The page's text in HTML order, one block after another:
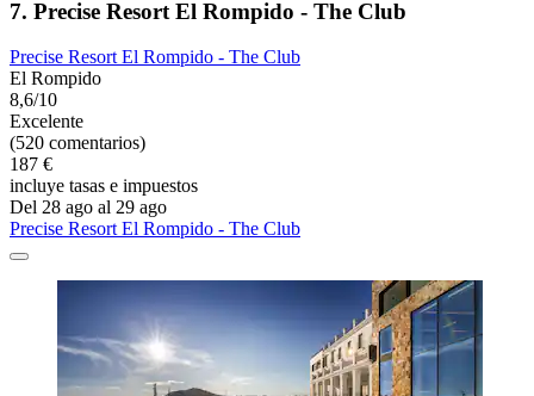
7. Precise Resort El Rompido - The Club
Precise Resort El Rompido - The Club
El Rompido
8,6/10
Excelente
(520 comentarios)
187 €
incluye tasas e impuestos
Del 28 ago al 29 ago
Precise Resort El Rompido - The Club